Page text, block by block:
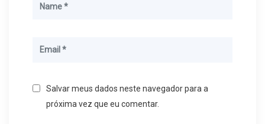
Salvar meus dados neste navegador para a
próxima vez que eu comentar.